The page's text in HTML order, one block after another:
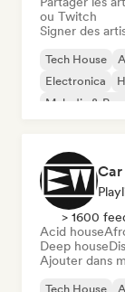
ou Twitch
Signer des
Tech House
Electronica
Melodic &
> 1600
Acid house
Deep house
Ajouter dans
Tech House